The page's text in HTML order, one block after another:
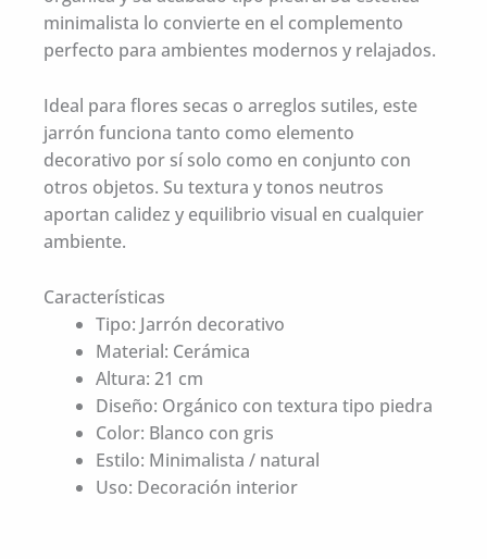
minimalista lo convierte en el complemento
perfecto para ambientes modernos y relajados.
Ideal para flores secas o arreglos sutiles, este
jarrón funciona tanto como elemento
decorativo por sí solo como en conjunto con
otros objetos. Su textura y tonos neutros
aportan calidez y equilibrio visual en cualquier
ambiente.
Características
Tipo: Jarrón decorativo
Material: Cerámica
Altura: 21 cm
Diseño: Orgánico con textura tipo piedra
Color: Blanco con gris
Estilo: Minimalista / natural
Uso: Decoración interior